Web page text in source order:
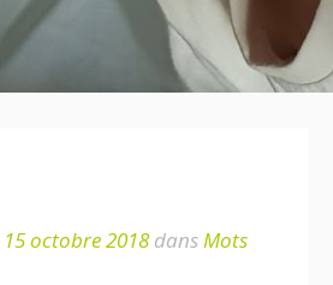
15 octobre 2018dansMots